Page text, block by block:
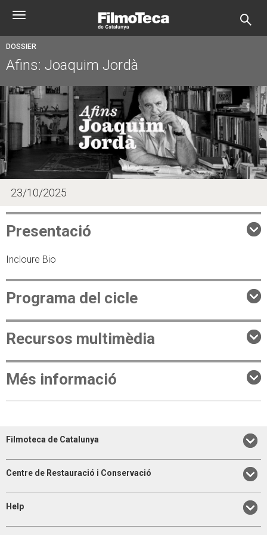
content
Toggle
DOSSIER
Afins: Joaquim Jordà
23/10/2025
Presentació
Incloure Bio
Programa del cicle
Recursos multimèdia
Més informació
Filmoteca de Catalunya
Centre de Restauració i Conservació
Help